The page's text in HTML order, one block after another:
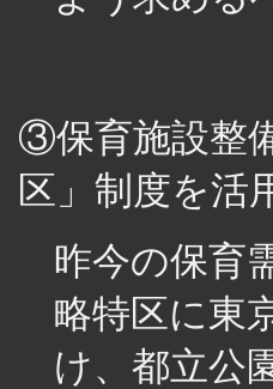
③保育施設整
区」制度を活
昨今の保育
略特区に東
け、都立公